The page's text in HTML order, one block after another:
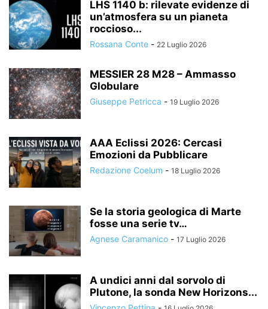
LHS 1140 b: rilevate evidenze di
un’atmosfera su un pianeta
roccioso...
Rossana Conte - 22 Luglio 2026
MESSIER 28 M28 – Ammasso
Globulare
Giuseppe Petricca - 19 Luglio 2026
AAA Eclissi 2026: Cercasi
Emozioni da Pubblicare
Redazione Coelum - 18 Luglio 2026
Se la storia geologica di Marte
fosse una serie tv…
Agnese Caramanico - 17 Luglio 2026
A undici anni dal sorvolo di
Plutone, la sonda New Horizons...